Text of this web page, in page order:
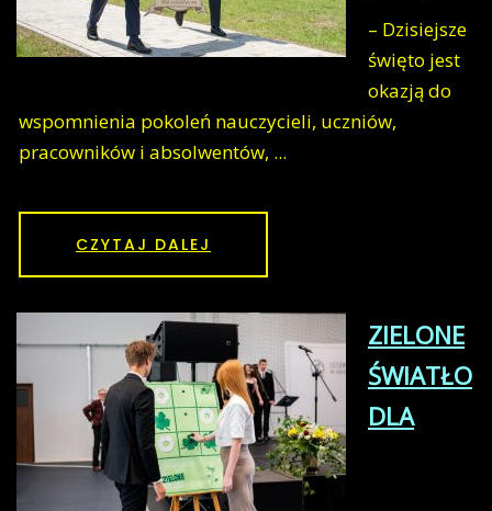
– Dzisiejsze
święto jest
okazją do
wspomnienia pokoleń nauczycieli, uczniów,
pracowników i absolwentów, ...
CZYTAJ DALEJ
ZIELONE
ŚWIATŁO
DLA